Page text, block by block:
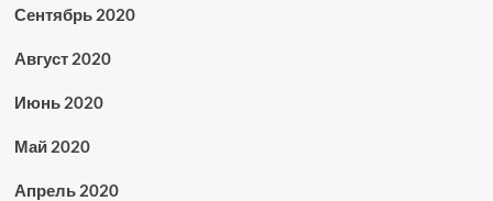
Сентябрь 2020
Август 2020
Июнь 2020
Май 2020
Апрель 2020